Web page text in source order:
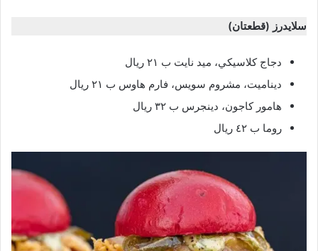
سلايدرز (قطعتان)
دجاج كلاسيكي، ميد نايت ب ٢١ ريال
ديناميت، مشروم سويس، فارم هاوس ب ٢١ ريال
هامور كاجون، دينجرس ب ٣٢ ريال
روما ب ٤٢ ريال